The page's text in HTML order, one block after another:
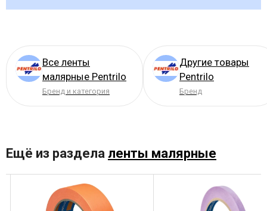
Все ленты
малярные Pentrilo
Бренд и категория
Другие товары
Pentrilo
Бренд
Ещё из раздела ленты малярные